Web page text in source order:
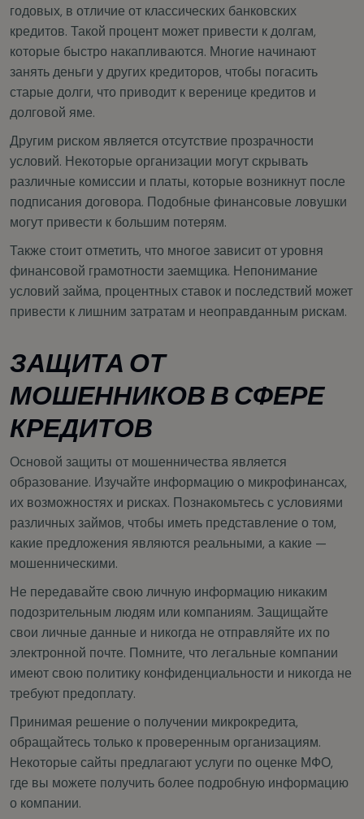
годовых, в отличие от классических банковских
кредитов. Такой процент может привести к долгам,
которые быстро накапливаются. Многие начинают
занять деньги у других кредиторов, чтобы погасить
старые долги, что приводит к веренице кредитов и
долговой яме.
Другим риском является отсутствие прозрачности
условий. Некоторые организации могут скрывать
различные комиссии и платы, которые возникнут после
подписания договора. Подобные финансовые ловушки
могут привести к большим потерям.
Также стоит отметить, что многое зависит от уровня
финансовой грамотности заемщика. Непонимание
условий займа, процентных ставок и последствий может
привести к лишним затратам и неоправданным рискам.
ЗАЩИТА ОТ
МОШЕННИКОВ В СФЕРЕ
КРЕДИТОВ
Основой защиты от мошенничества является
образование. Изучайте информацию о микрофинансах,
их возможностях и рисках. Познакомьтесь с условиями
различных займов, чтобы иметь представление о том,
какие предложения являются реальными, а какие —
мошенническими.
Не передавайте свою личную информацию никаким
подозрительным людям или компаниям. Защищайте
свои личные данные и никогда не отправляйте их по
электронной почте. Помните, что легальные компании
имеют свою политику конфиденциальности и никогда не
требуют предоплату.
Принимая решение о получении микрокредита,
обращайтесь только к проверенным организациям.
Некоторые сайты предлагают услуги по оценке МФО,
где вы можете получить более подробную информацию
о компании.